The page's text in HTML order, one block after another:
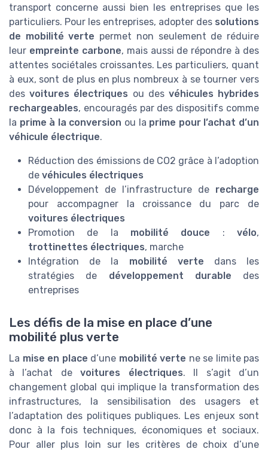
transport concerne aussi bien les entreprises que les
particuliers. Pour les entreprises, adopter des solutions
de mobilité verte permet non seulement de réduire
leur empreinte carbone, mais aussi de répondre à des
attentes sociétales croissantes. Les particuliers, quant
à eux, sont de plus en plus nombreux à se tourner vers
desvoitures électriques ou des véhicules hybrides
rechargeables, encouragés par des dispositifs comme
la prime à la conversion ou la prime pour l’achat d’un
véhicule électrique.
Réduction des émissions de CO2 grâce à l’adoption
de véhicules électriques
Développement de l’infrastructure de recharge
pour accompagner la croissance du parc de
voitures électriques
Promotion de la mobilité douce :vélo,
trottinettes électriques, marche
Intégration de la mobilité verte dans les
stratégies de développement durable des
entreprises
Les défis de la mise en place d’une
mobilité plus verte
La mise en place d’une mobilité verte ne se limite pas
à l’achat devoitures électriques. Il s’agit d’un
changement global qui implique la transformation des
infrastructures, la sensibilisation des usagers et
l’adaptation des politiques publiques. Les enjeux sont
donc à la fois techniques, économiques et sociaux.
Pour aller plus loin sur les critères de choix d’une